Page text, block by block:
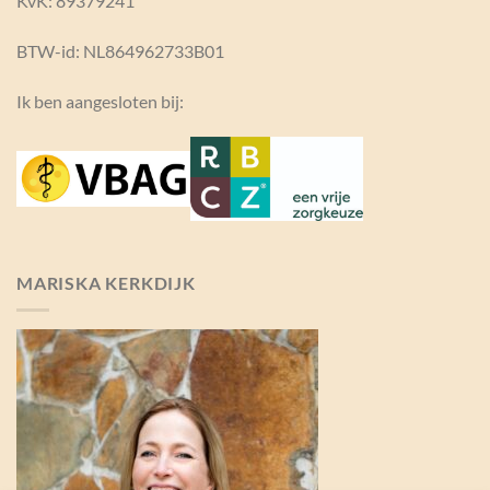
BTW-id: NL864962733B01
Ik ben aangesloten bij:
MARISKA KERKDIJK